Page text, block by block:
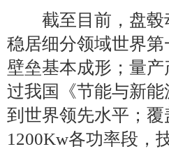
截至目前，盘毂
稳居细分领域世界
壁垒基本成形；量
过我国《节能与新
到世界领先水平；
1200Kw各功率段，